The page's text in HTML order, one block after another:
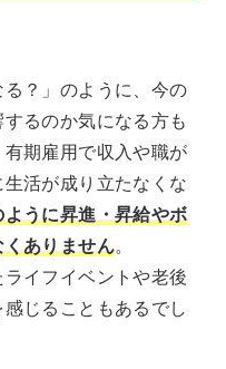
る？」のように、今の
るのか気になる方も
期雇用で収入や職が
活が成り立たなくな
ように昇進・昇給やボ
ありません。
イフイベントや老後
じることもあるでし